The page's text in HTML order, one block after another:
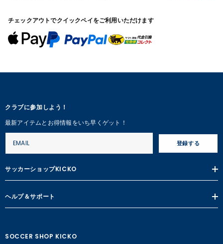
チェックアウトでクイックペイをご利用いただけます
クラブに参加しよう！
最新アイテムとお得情報をいち早くゲット！
登録する
サッカーショップKICKO
ヘルプ＆サポート
SOCCER SHOP KICKO